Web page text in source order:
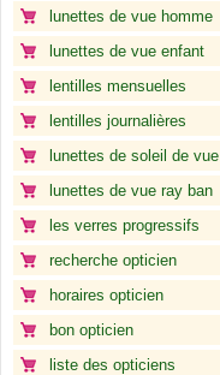
lunettes de vue homme
lunettes de vue enfant
lentilles mensuelles
lentilles journalières
lunettes de soleil de vue
lunettes de vue ray ban
les verres progressifs
recherche opticien
horaires opticien
bon opticien
liste des opticiens